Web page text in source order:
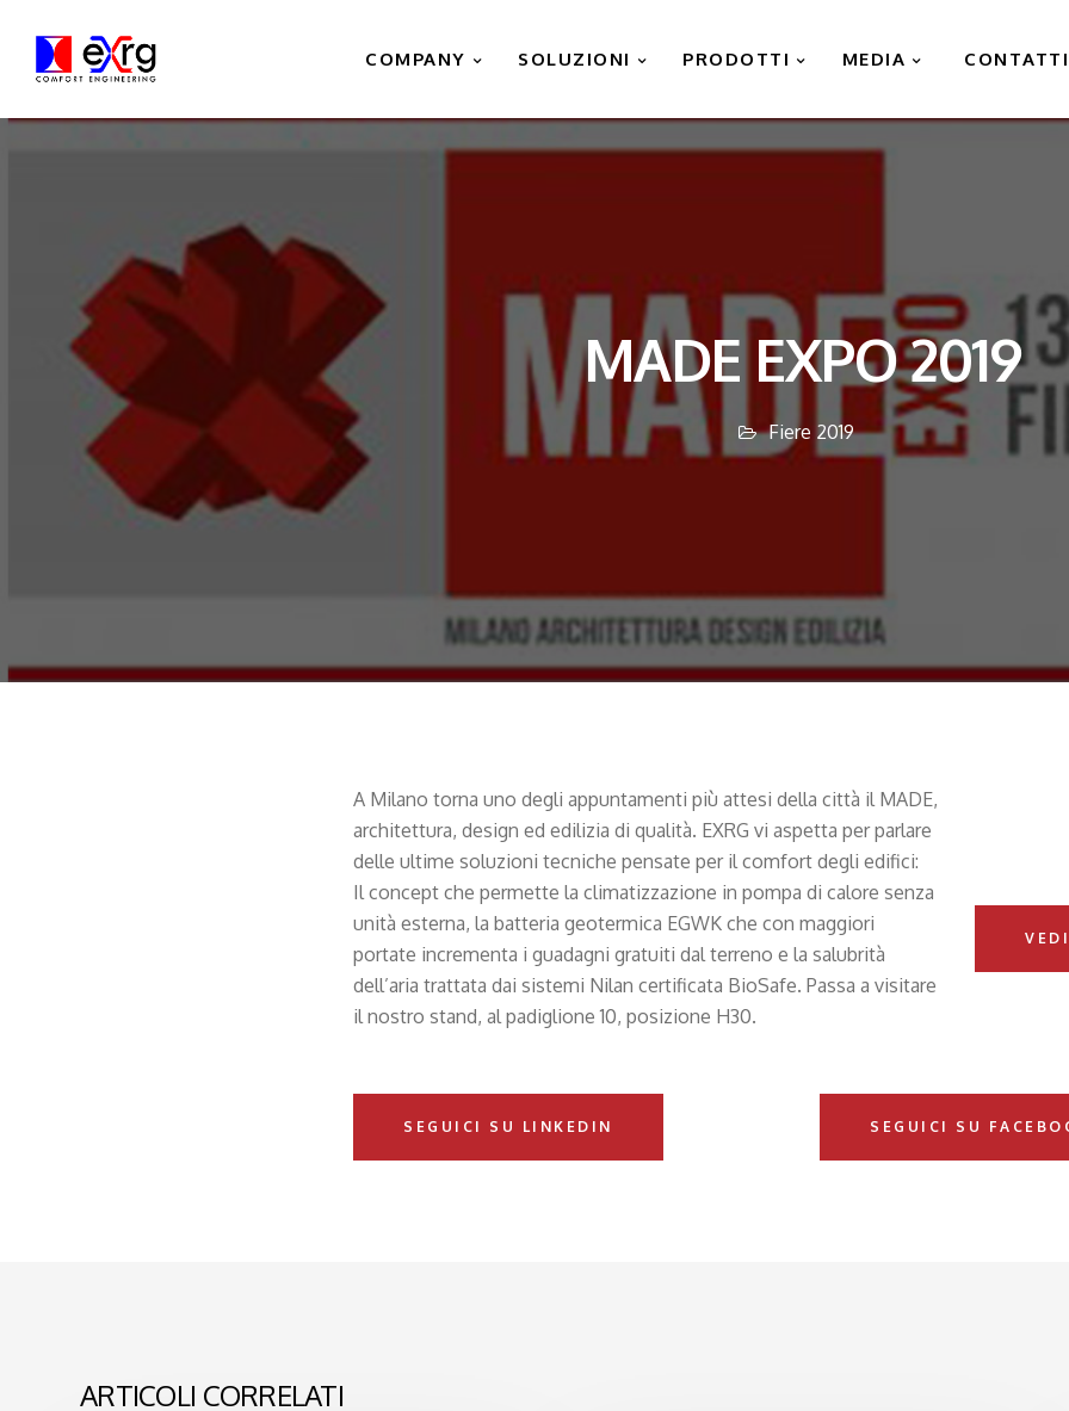
COMPANY SOLUZIONI PRODOTTI MEDIA CONTATTI
MADE EXPO 2019
Fiere 2019
A Milano torna uno degli appuntamenti più attesi della città il MADE,
architettura, design ed edilizia di qualità. EXRG vi aspetta per parlare
delle ultime soluzioni tecniche pensate per il comfort degli edifici:
Il concept che permette la climatizzazione in pompa di calore senza
unità esterna, la batteria geotermica EGWK che con maggiori
portate incrementa i guadagni gratuiti dal terreno e la salubrità
dell’aria trattata dai sistemi Nilan certificata BioSafe. Passa a visitare
il nostro stand, al padiglione 10, posizione H30.
SEGUICI SU LINKEDIN SEGUICI SU
ARTICOLI CORRELATI